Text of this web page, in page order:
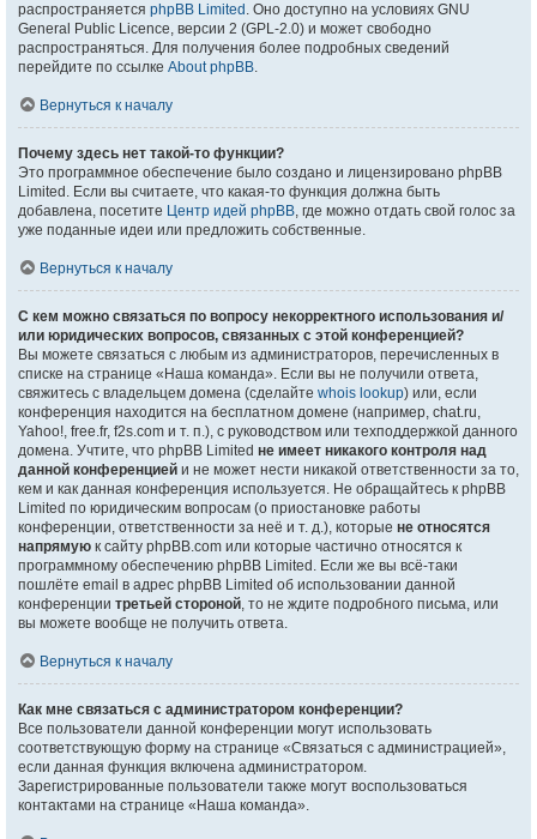
распространяется phpBB Limited . Оно доступно на условиях GNU
General Public Licence, версии 2 (GPL-2.0) и может свободно
распространяться. Для получения более подробных сведений
перейдите по ссылке About phpBB.
Вернуться к началу
Почему здесь нет такой-то функции?
Это программное обеспечение было создано и лицензировано phpBB
Limited. Если вы считаете, что какая-то функция должна быть
добавлена, посетите Центр идей phpBB, где можно отдать свой голос за
уже поданные идеи или предложить собственные.
Вернуться к началу
С кем можно связаться по вопросу некорректного использования и/
или юридических вопросов, связанных с этой конференцией?
Вы можете связаться с любым из администраторов, перечисленных в
списке на странице «Наша команда». Если вы не получили ответа,
свяжитесь с владельцем домена (сделайте whois lookup) или, если
конференция находится на бесплатном домене (например, chat.ru,
Yahoo!, free.fr, f2s.com и т. п.), с руководством или техподдержкой данного
домена. Учтите, что phpBB Limited не имеет никакого контроля над
данной конференцией и не может нести никакой ответственности за то,
кем и как данная конференция используется. Не обращайтесь к phpBB
Limited по юридическим вопросам (о приостановке работы
конференции, ответственности за неё и т. д.), которые не относятся
напрямую к сайту phpBB.com или которые частично относятся к
программному обеспечению phpBB Limited. Если же вы всё-таки
пошлёте email в адрес phpBB Limited об использовании данной
конференции третьей стороной, то не ждите подробного письма, или
вы можете вообще не получить ответа.
Вернуться к началу
Как мне связаться с администратором конференции?
Все пользователи данной конференции могут использовать
соответствующую форму на странице «Связаться с администрацией»,
если данная функция включена администратором.
Зарегистрированные пользователи также могут воспользоваться
контактами на странице «Наша команда».